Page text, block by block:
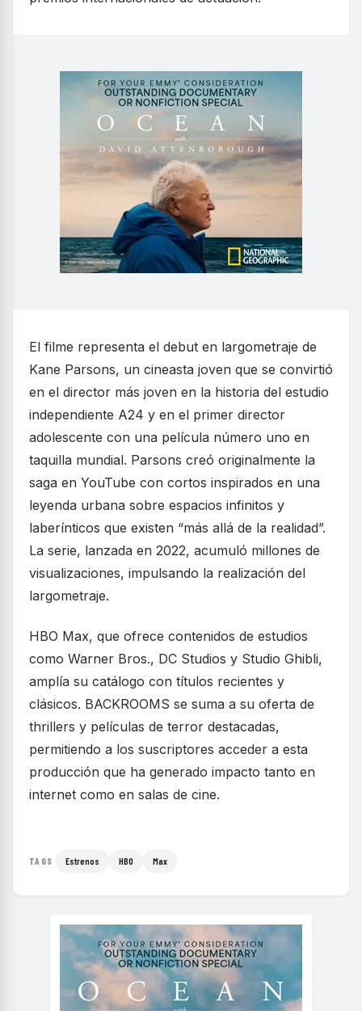
El filme representa el debut en largometraje de
Kane Parsons, un cineasta joven que se convirtió
en el director más joven en la historia del estudio
independiente A24 y en el primer director
adolescente con una película número uno en
taquilla mundial. Parsons creó originalmente la
saga en YouTube con cortos inspirados en una
leyenda urbana sobre espacios infinitos y
laberínticos que existen “más allá de la realidad”.
La serie, lanzada en 2022, acumuló millones de
visualizaciones, impulsando la realización del
largometraje.
HBO Max, que ofrece contenidos de estudios
como Warner Bros., DC Studios y Studio Ghibli,
amplía su catálogo con títulos recientes y
clásicos. BACKROOMS se suma a su oferta de
thrillers y películas de terror destacadas,
permitiendo a los suscriptores acceder a esta
producción que ha generado impacto tanto en
internet como en salas de cine.
TAGS Estrenos HBO Max